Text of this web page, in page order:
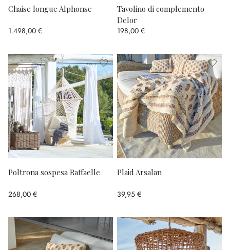
Chaise longue Alphonse
1.498,00 €
Tavolino di complemento
Delor
198,00 €
Poltrona sospesa Raffaelle
268,00 €
Plaid Arsalan
39,95 €